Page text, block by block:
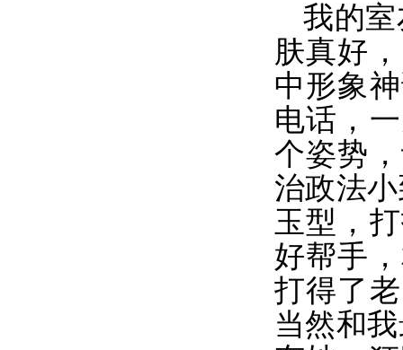
我的
肤真好
中形象
电话，
个姿势
治政法
玉型，
好帮手
打得了
当然和